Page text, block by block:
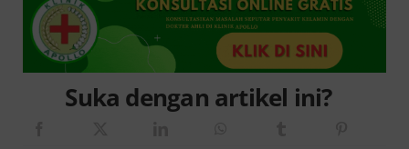
Suka dengan artikel ini?